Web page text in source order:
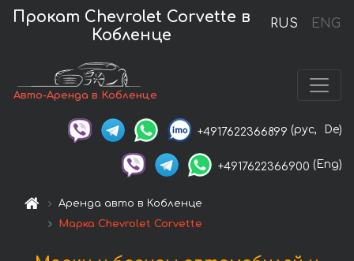
RUS ENG
Прокат Chevrolet Corvette в
Кобленце
Авто-Аренда в Кобленце
+4917622366899 (рус, De)
+4917622366900 (Eng)
Аренда авто в Кобленце
Марка Chevrolet Corvette